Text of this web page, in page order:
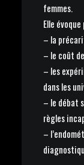
femmes.
Elle
– la
– le coût
– les
dans les
– le débat
règles
–